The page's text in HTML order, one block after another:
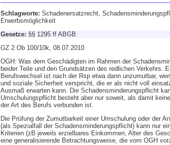
Schlagworte: Schadenersatzrecht,
Erwerbsmöglichkeit
Gesetze: §§ 1295 ff ABGB
GZ 2 Ob 100/10k, 08.07.2010
OGH: Was dem Geschädigten im Rahmen der
beider Teile und den Grundsätzen des redlichen
Berufswechsel ist nach der Rsp etwa dann unzumutbar,
und soziale Sicherheit verspricht, die er als nicht voll
Ausmaß erwarten kann. Die Schadensminderungspflicht
Umschulungspflicht besteht aber nur soweit, als damit
der Art des Berufs verbunden ist.
Die Prüfung der Zumutbarkeit einer Umschulung oder der
(als Spezialfall der Schadensminderungspflicht) kann nur
Kriterien (zB jeweils erzielbares Einkommen, Alter des
eine generalisierende Betrachtungsweise, die vom OGH